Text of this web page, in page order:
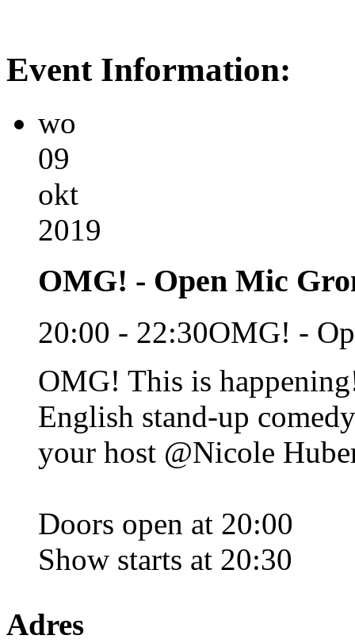
Event Information:
wo
09
okt
2019
OMG! - Open Mic
20:00 - 22:30OMG! -
OMG! This is
English stand-up
your host @Nicole
Doors open at 20:00
Show starts at 20:30
Adres